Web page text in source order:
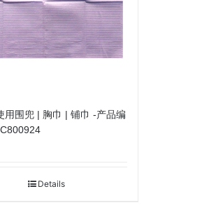
用围兜 | 胸巾 | 铺巾 -产品编
Details